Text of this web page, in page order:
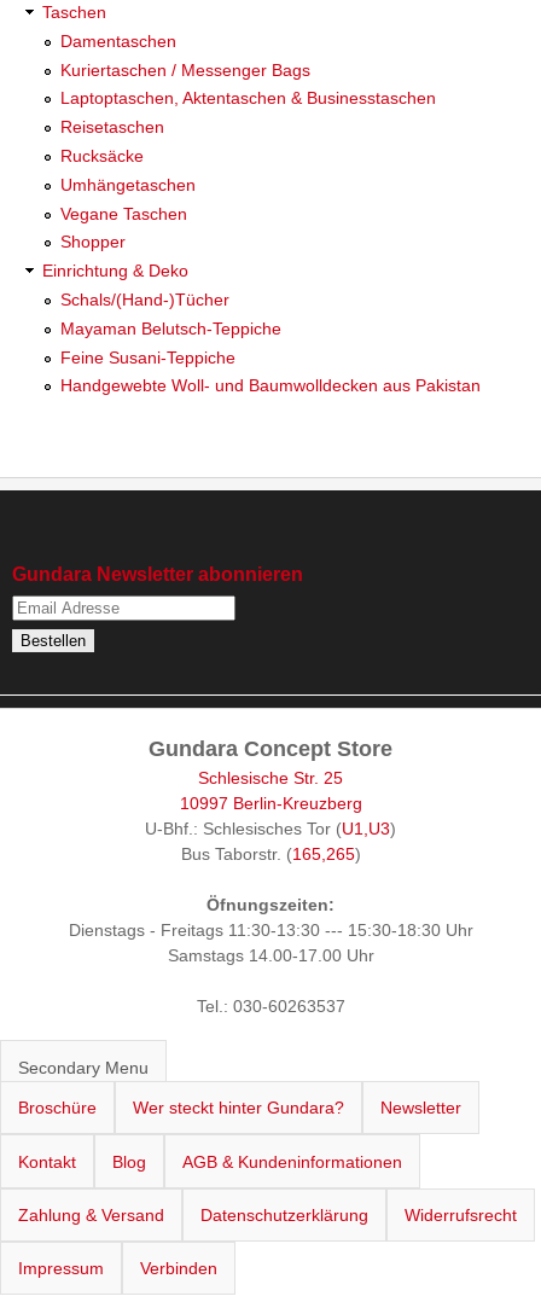
Taschen
Damentaschen
Kuriertaschen / Messenger Bags
Laptoptaschen, Aktentaschen & Businesstaschen
Reisetaschen
Rucksäcke
Umhängetaschen
Vegane Taschen
Shopper
Einrichtung & Deko
Schals/(Hand-)Tücher
Mayaman Belutsch-Teppiche
Feine Susani-Teppiche
Handgewebte Woll- und Baumwolldecken aus Pakistan
Gundara Newsletter abonnieren
Gundara Concept Store
Schlesische Str. 25
10997 Berlin-Kreuzberg
U-Bhf.: Schlesisches Tor (U1,U3)
Bus Taborstr. (165,265)
Öfnungszeiten:
Dienstags - Freitags 11:30-13:30 --- 15:30-18:30 Uhr
Samstags 14.00-17.00 Uhr
Tel.: 030-60263537
Secondary Menu
Broschüre Wer steckt hinter Gundara? Newsletter
Kontakt Blog AGB & Kundeninformationen
Zahlung & Versand Datenschutzerklärung Widerrufsrecht
Impressum Verbinden